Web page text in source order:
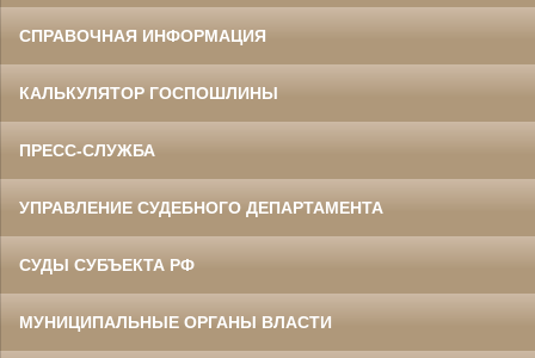
СПРАВОЧНАЯ ИНФОРМАЦИЯ
КАЛЬКУЛЯТОР ГОСПОШЛИНЫ
ПРЕСС-СЛУЖБА
УПРАВЛЕНИЕ СУДЕБНОГО ДЕПАРТАМЕНТА
СУДЫ СУБЪЕКТА РФ
МУНИЦИПАЛЬНЫЕ ОРГАНЫ ВЛАСТИ